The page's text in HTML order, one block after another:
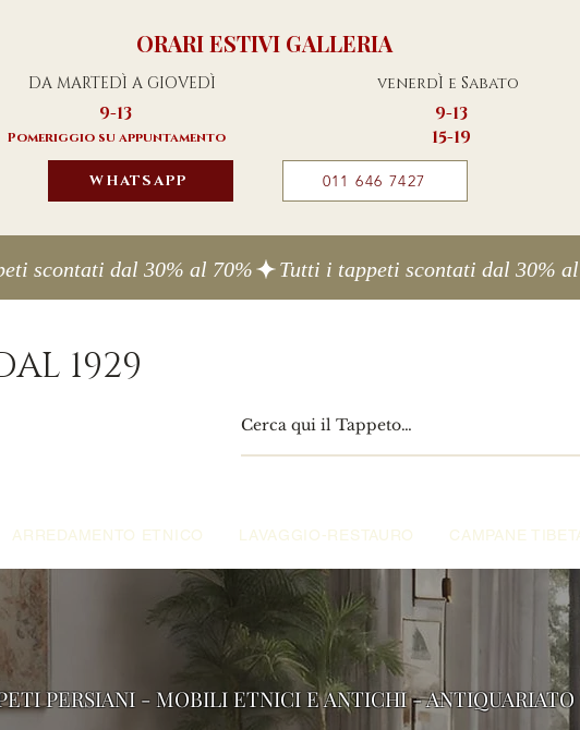
ORARI ESTIVI GALLERIA
DA MARTEDÌ A GIOVEDÌ
9-13
Pomeriggio su appuntamento
WHATSAPP
venerdÌ e Sabato
9-13
15-19
011 646 7427
1929
ARREDAMENTO ETNICO LAVAGGIO-RESTAURO CAMPANE
PERSIANI - MOBILI ETNICI E ANTICHI -